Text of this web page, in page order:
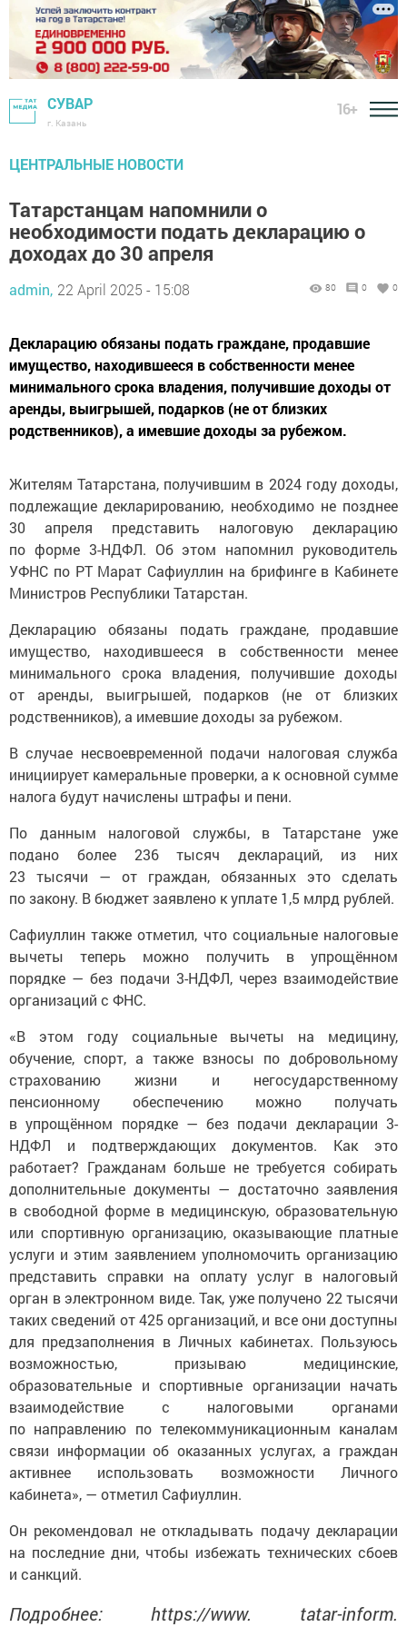
СУВАР
г. Казань
16+
ЦЕНТРАЛЬНЫЕ НОВОСТИ
Татарстанцам напомнили о
необходимости подать декларацию о
доходах до 30 апреля
admin, 22 April 2025 - 15:08 80 0 0
Декларацию обязаны подать граждане, продавшие
имущество, находившееся в собственности менее
минимального срока владения, получившие доходы от
аренды, выигрышей, подарков (не от близких
родственников), а имевшие доходы за рубежом.
Жителям Татарстана, получившим в 2024 году доходы,
подлежащие декларированию, необходимо не позднее
30 апреля представить налоговую декларацию
по форме 3-НДФЛ. Об этом напомнил руководитель
УФНС по РТ Марат Сафиуллин на брифинге в Кабинете
Министров Республики Татарстан.
Декларацию обязаны подать граждане, продавшие
имущество, находившееся в собственности менее
минимального срока владения, получившие доходы
от аренды, выигрышей, подарков (не от близких
родственников), а имевшие доходы за рубежом.
В случае несвоевременной подачи налоговая служба
инициирует камеральные проверки, а к основной сумме
налога будут начислены штрафы и пени.
По данным налоговой службы, в Татарстане уже
подано более 236 тысяч деклараций, из них
23 тысячи — от граждан, обязанных это сделать
по закону. В бюджет заявлено к уплате 1,5 млрд рублей.
Сафиуллин также отметил, что социальные налоговые
вычеты теперь можно получить в упрощённом
порядке — без подачи 3-НДФЛ, через взаимодействие
организаций с ФНС.
«В этом году социальные вычеты на медицину,
обучение, спорт, а также взносы по добровольному
страхованию жизни и негосударственному
пенсионному обеспечению можно получать
в упрощённом порядке — без подачи декларации 3-
НДФЛ и подтверждающих документов. Как это
работает? Гражданам больше не требуется собирать
дополнительные документы — достаточно заявления
в свободной форме в медицинскую, образовательную
или спортивную организацию, оказывающие платные
услуги и этим заявлением уполномочить организацию
представить справки на оплату услуг в налоговый
орган в электронном виде. Так, уже получено 22 тысячи
таких сведений от 425 организаций, и все они доступны
для предзаполнения в Личных кабинетах. Пользуюсь
возможностью, призываю медицинские,
образовательные и спортивные организации начать
взаимодействие с налоговыми органами
по направлению по телекоммуникационным каналам
связи информации об оказанных услугах, а граждан
активнее использовать возможности Личного
кабинета», — отметил Сафиуллин.
Он рекомендовал не откладывать подачу декларации
на последние дни, чтобы избежать технических сбоев
и санкций.
Подробнее: https://www. tatar-inform.